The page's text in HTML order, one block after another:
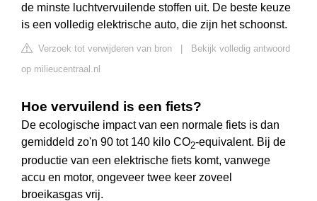
de minste luchtvervuilende stoffen uit. De beste keuze
is een volledig elektrische auto, die zijn het schoonst.
Verzoek tot verwijderen van bron | Bekijk volledig antwoord
op milieucentraal.nl
Hoe vervuilend is een fiets?
De ecologische impact van een normale fiets is dan
gemiddeld zo'n 90 tot 140 kilo CO2-equivalent. Bij de
productie van een elektrische fiets komt, vanwege
accu en motor, ongeveer twee keer zoveel
broeikasgas vrij.